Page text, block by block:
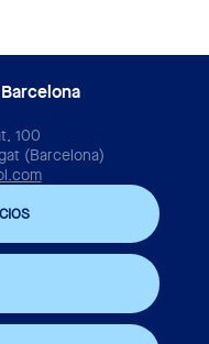
100
(Barcelona)